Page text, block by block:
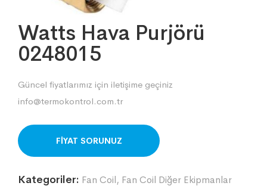
Watts Hava Purjörü
0248015
Güncel fiyatlarımız için iletişime geçiniz
info@termokontrol.com.tr
ORDER ON WHATSAPP
Kategoriler: Fan Coil, Fan Coil Diğer Ekipmanlar